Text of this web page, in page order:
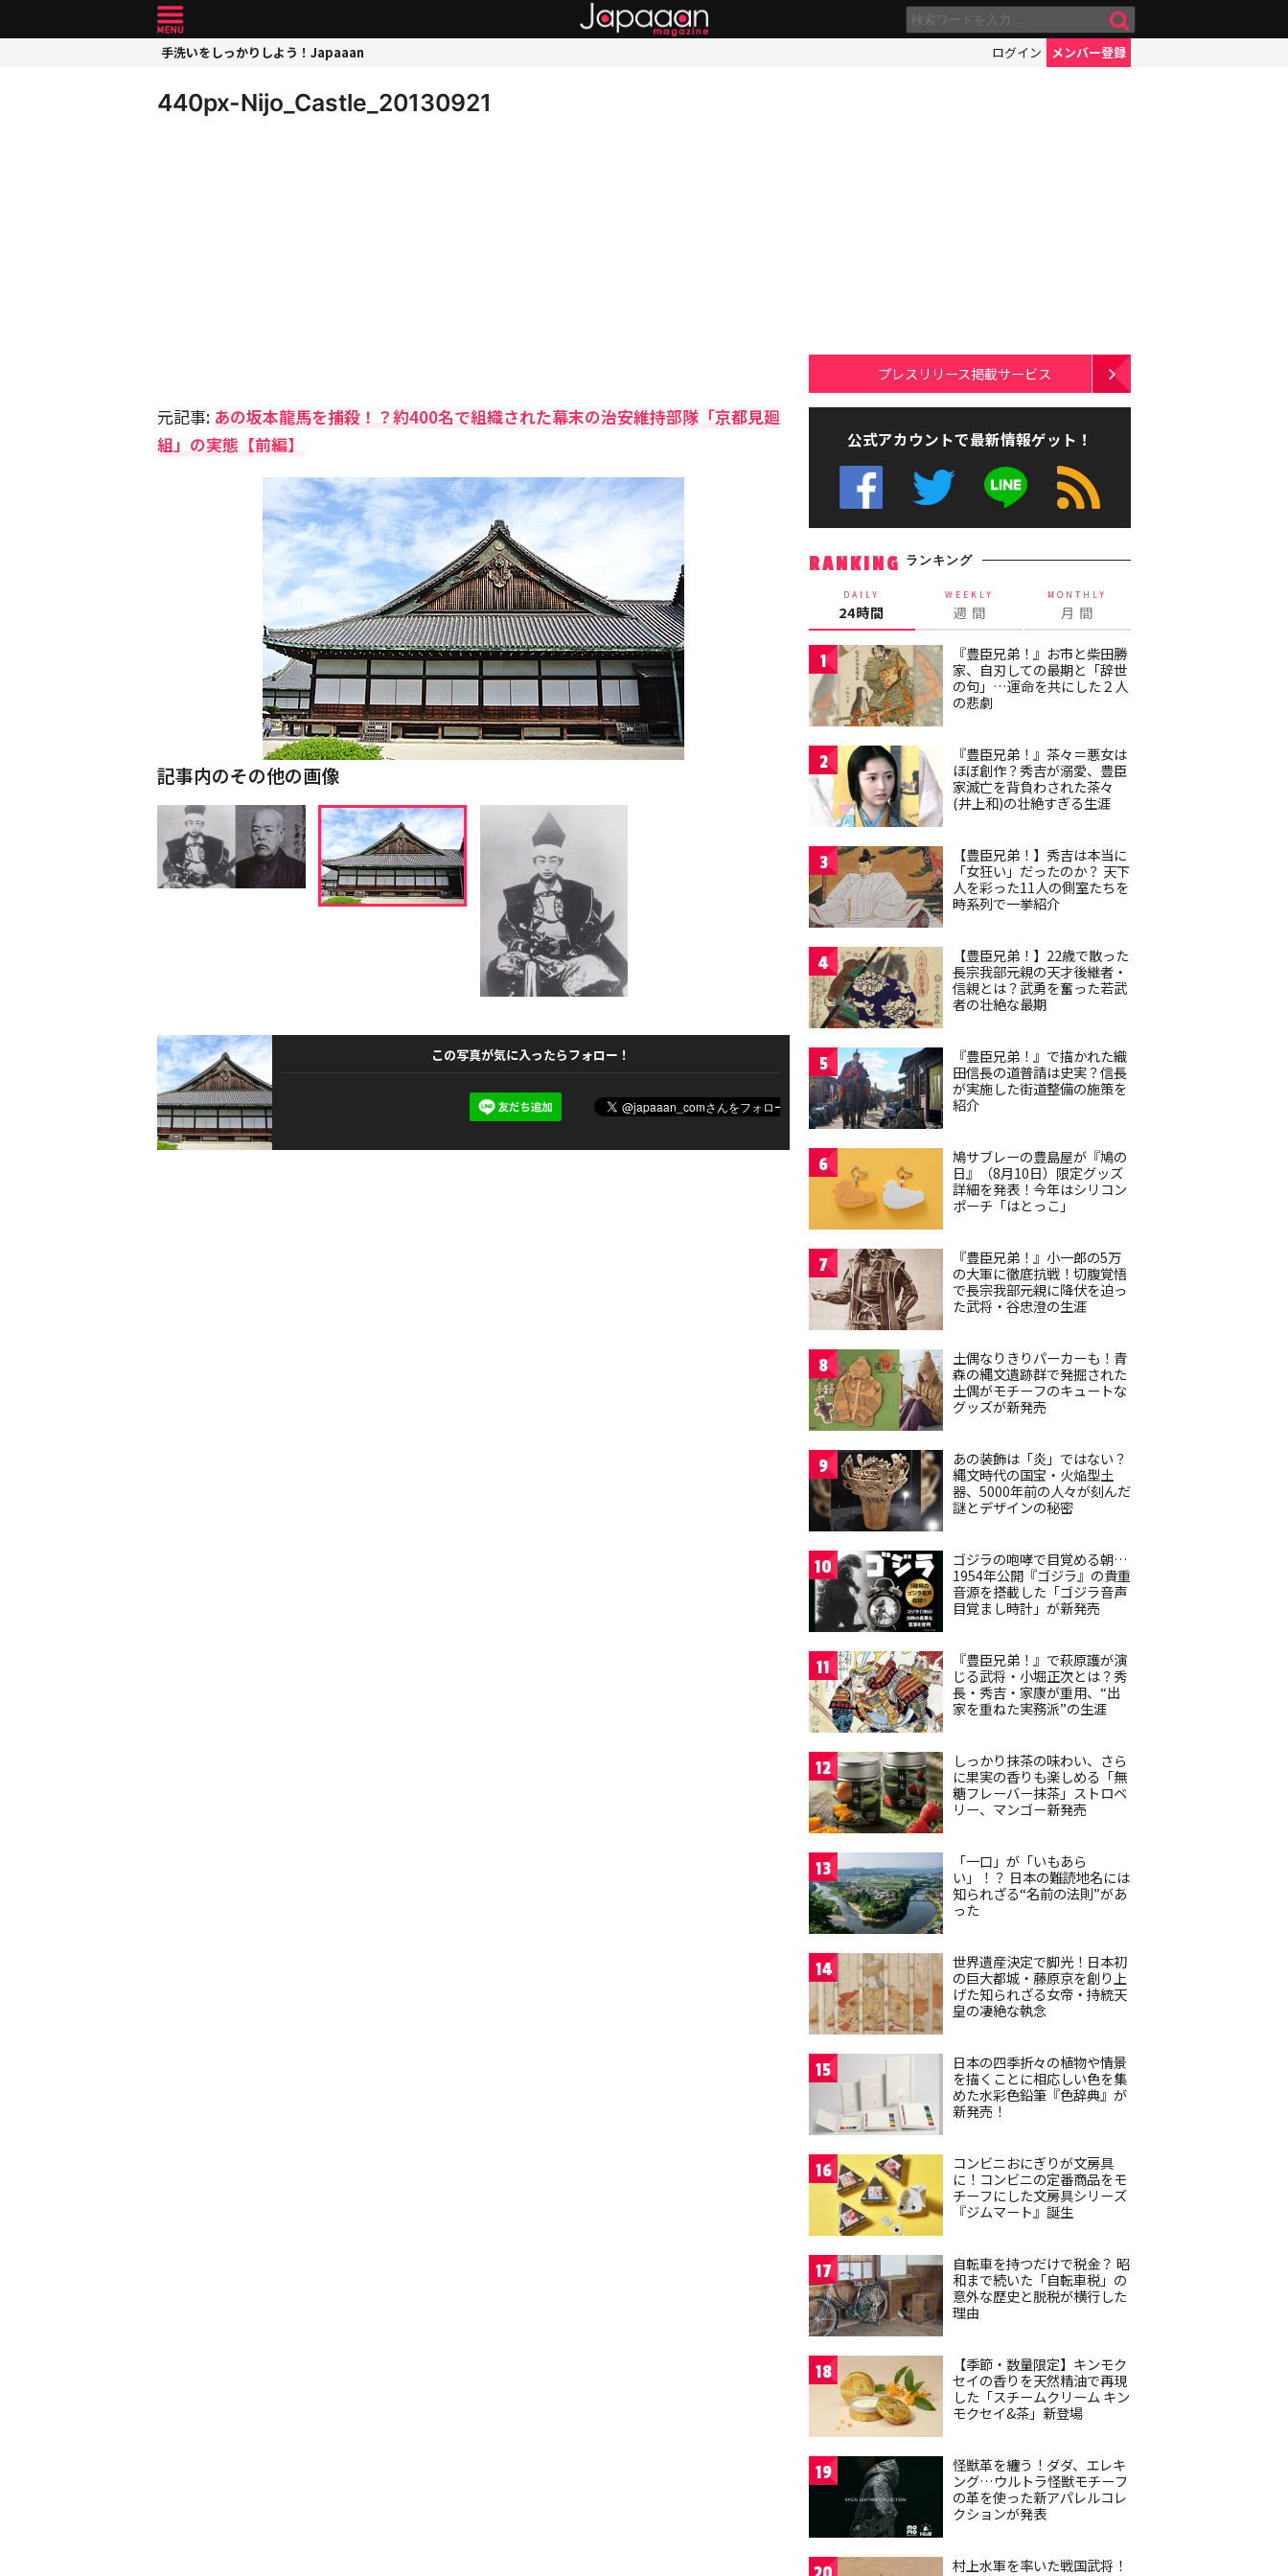
手洗いをしっかりしよう！Japaaan ログイン メンバー登録
440px-Nijo_Castle_20130921
元記事: あの坂本龍馬を捕殺！？約400名で組織された幕末の治安維持部隊「京都見廻
組」の実態【前編】
記事内のその他の画像
この写真が気に入ったらフォロー！
プレスリリース掲載サービス
公式アカウントで最新情報ゲット！
RANKING ランキング
DAILY
24時間
WEEKLY
週 間
MONTHLY
月 間
1
『豊臣兄弟！』お市と柴田勝
家、自刃しての最期と「辞世
の句」…運命を共にした２人
の悲劇
2
『豊臣兄弟！』茶々＝悪女は
ほぼ創作？秀吉が溺愛、豊臣
家滅亡を背負わされた茶々
(井上和)の壮絶すぎる生涯
3
【豊臣兄弟！】秀吉は本当に
「女狂い」だったのか？ 天下
人を彩った11人の側室たちを
時系列で一挙紹介
4
【豊臣兄弟！】22歳で散った
長宗我部元親の天才後継者・
信親とは？武勇を奮った若武
者の壮絶な最期
5
『豊臣兄弟！』で描かれた織
田信長の道普請は史実？信長
が実施した街道整備の施策を
紹介
6
鳩サブレーの豊島屋が『鳩の
日』（8月10日）限定グッズ
詳細を発表！今年はシリコン
ポーチ「はとっこ」
7
『豊臣兄弟！』小一郎の5万
の大軍に徹底抗戦！切腹覚悟
で長宗我部元親に降伏を迫っ
た武将・谷忠澄の生涯
8
土偶なりきりパーカーも！青
森の縄文遺跡群で発掘された
土偶がモチーフのキュートな
グッズが新発売
9
あの装飾は「炎」ではない？
縄文時代の国宝・火焔型土
器、5000年前の人々が刻んだ
謎とデザインの秘密
10
ゴジラの咆哮で目覚める朝…
1954年公開『ゴジラ』の貴重
音源を搭載した「ゴジラ音声
目覚まし時計」が新発売
11
『豊臣兄弟！』で萩原護が演
じる武将・小堀正次とは？秀
長・秀吉・家康が重用、“出
家を重ねた実務派”の生涯
12
しっかり抹茶の味わい、さら
に果実の香りも楽しめる「無
糖フレーバー抹茶」ストロベ
リー、マンゴー新発売
13
「一口」が「いもあら
い」！？ 日本の難読地名には
知られざる“名前の法則”があ
った
14
世界遺産決定で脚光！日本初
の巨大都城・藤原京を創り上
げた知られざる女帝・持統天
皇の凄絶な執念
15
日本の四季折々の植物や情景
を描くことに相応しい色を集
めた水彩色鉛筆『色辞典』が
新発売！
16
コンビニおにぎりが文房具
に！コンビニの定番商品をモ
チーフにした文房具シリーズ
『ジムマート』誕生
17
自転車を持つだけで税金？ 昭
和まで続いた「自転車税」の
意外な歴史と脱税が横行した
理由
18
【季節・数量限定】キンモク
セイの香りを天然精油で再現
した「スチームクリーム キン
モクセイ&茶」新登場
19
怪獣革を纏う！ダダ、エレキ
ング…ウルトラ怪獣モチーフ
の革を使った新アパレルコレ
クションが発表
村上水軍を率いた戦国武将！